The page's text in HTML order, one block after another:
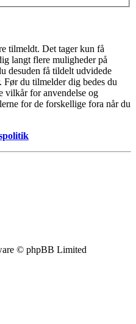
tilmeldt. Det tager kun få
langt flere muligheder på
desuden få tildelt udvidede
Før du tilmelder dig bedes du
vilkår for anvendelse og
for de forskellige fora når du
© phpBB Limited